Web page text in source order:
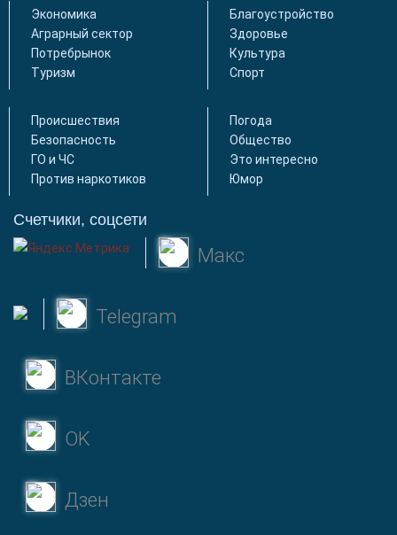
Экономика
Аграрный сектор
Потребрынок
Туризм
Благоустройство
Здоровье
Культура
Спорт
Происшествия
Безопасность
ГО и ЧС
Против наркотиков
Погода
Общество
Это интересно
Юмор
Счетчики, соцсети
Макс
Telegram
ВКонтакте
OK
Дзен